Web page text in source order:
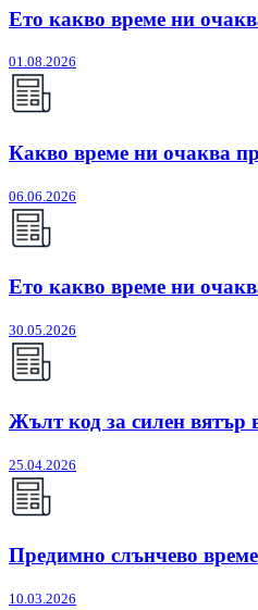
Ето какво време ни
01.08.2026
Какво време ни очаква
06.06.2026
Ето какво време ни
30.05.2026
Жълт код за силен вятър
25.04.2026
Предимно слънчево
10.03.2026